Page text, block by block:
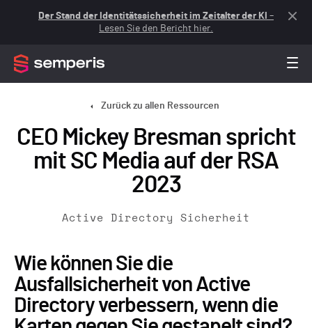
Der Stand der Identitätssicherheit im Zeitalter der KI –
Lesen Sie den Bericht hier.
Zurück zu allen Ressourcen
CEO Mickey Bresman spricht
mit SC Media auf der RSA
2023
Active Directory Sicherheit
Wie können Sie die
Ausfallsicherheit von Active
Directory verbessern, wenn die